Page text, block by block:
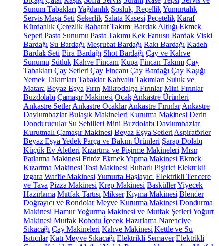
Sunum Tabakları Yağdanlık Sosluk, ReçellikYumurtalık
Servis Maşa Seti Şekerlik Salata Kasesi Peçetelik Karaf
Kürdanlık Çerezlik Baharat Takımı Bardak Altlığı Ekmek
Sepeti Pasta Sunumu Pasta Takımı Kek Fanusu Bardak Viski
Bardağı Su Bardağı Meşrubat Bardağı Rakı Bardağı Kadeh
Bardak Seti Bira Bardağı Shot Bardağı Çay ve Kahve
Sunumu Sütlük Kahve Fincanı Kupa Fincan Takımı Çay
Tabakları Çay Setleri Çay Fincanı Çay Bardağı Çay Kaşığı
Yemek Takımları Tabaklar Kahvaltı Takımları Suluk ve
Matara Beyaz Eşya Fırın Mikrodalga Fırınlar Mini Fırınlar
Buzdolabı Çamaşır Makinesi Ocak Ankastre Ürünleri
Ankastre Setler Ankastre Ocaklar Ankastre Fırınlar Ankastre
Davlumbazlar Bulaşık Makineleri Kurutma Makinesi Derin
Dondurucular Su Sebilleri Mini Buzdolabı Davlumbazlar
Kurutmalı Çamaşır Makinesi Beyaz Eşya Setleri Aspiratörler
Beyaz Eşya Yedek Parça ve Bakım Ürünleri Şarap Dolabı
Küçük Ev Aletleri Kızartma ve Pişirme Makineleri Mısır
Patlatma Makinesi Fritöz Ekmek Yapma Makinesi Ekmek
Kızartma Makinesi Tost Makinesi Buharlı Pişirici Elektrikli
Izgara Waffle Makinesi Yumurta Haşlayıcı Elektrikli Tencere
ve Tava Pizza Makinesi Krep Makinesi BasküllerYiyecek
Hazırlama Mutfak Tartısı Mikser Kıyma Makinesi Blender
Doğrayıcı ve Rondolar Meyve Kurutma Makinesi Dondurma
Makinesi Hamur Yoğurma Makinesi ve Mutfak Şefleri Yoğurt
Makinesi Mutfak Robotu İçecek Hazırlama Narenciye
Sıkacağı Çay Makineleri Kahve Makinesi Kettle ve Su
Isıtıcılar Katı Meyve Sıkacağı Elektrikli Semaver Elektrikli